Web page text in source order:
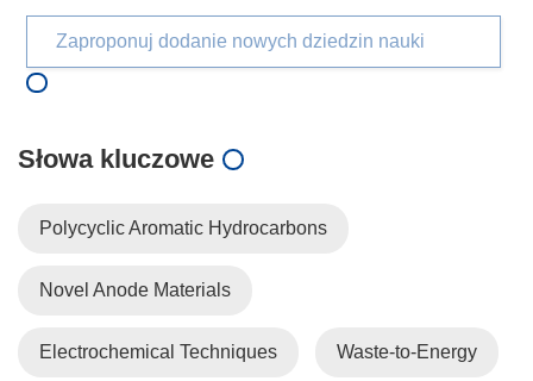
Zaproponuj dodanie nowych dziedzin nauki
Słowa kluczowe
Polycyclic Aromatic Hydrocarbons
Novel Anode Materials
Electrochemical Techniques Waste-to-Energy